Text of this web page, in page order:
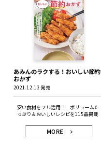
あみんのラクする！おいしい節約
おかず
2021.12.13 発売
安い食材をフル活用！ ボリュームた
っぷり＆おいしいレシピを115品掲載
MORE